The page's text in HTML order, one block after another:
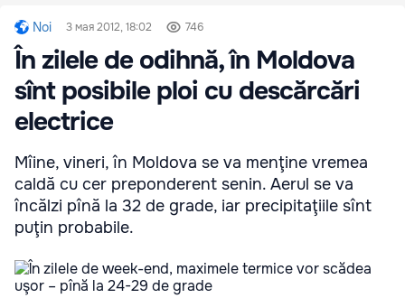
Noi 3 мая 2012, 18:02 746
În zilele de odihnă, în Moldova
sînt posibile ploi cu descărcări
electrice
Mîine, vineri, în Moldova se va menţine vremea
caldă cu cer preponderent senin. Aerul se va
încălzi pînă la 32 de grade, iar precipitaţiile sînt
puţin probabile.